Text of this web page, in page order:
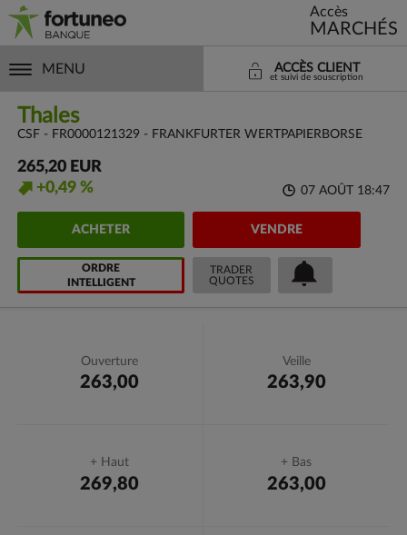
Accès
MARCHÉS
MENU ACCÈS CLIENT
et suivi de souscription
Thales
CSF - FR0000121329 - FRANKFURTER WERTPAPIERBORSE
265,20 EUR
+0,49 %
07 AOÛT 18:47
ACHETER VENDRE
ORDRE
INTELLIGENT
TRADER
QUOTES
Ouverture
263,00
Veille
263,90
+ Haut
269,80
+ Bas
263,00